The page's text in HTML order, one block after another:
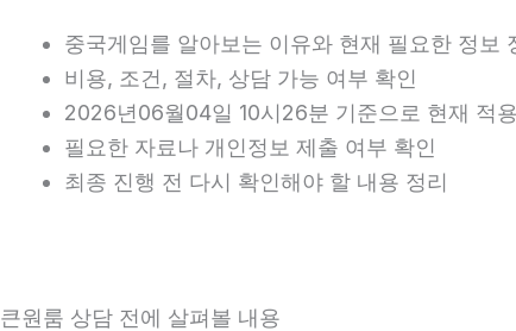
중국게임를 알아보는 이유와 현재 필요한 정보
비용, 조건, 절차, 상담 가능 여부 확인
2026년06월04일 10시26분 기준으로 현재 적
필요한 자료나 개인정보 제출 여부 확인
최종 진행 전 다시 확인해야 할 내용 정리
큰원룸 상담 전에 살펴볼 내용